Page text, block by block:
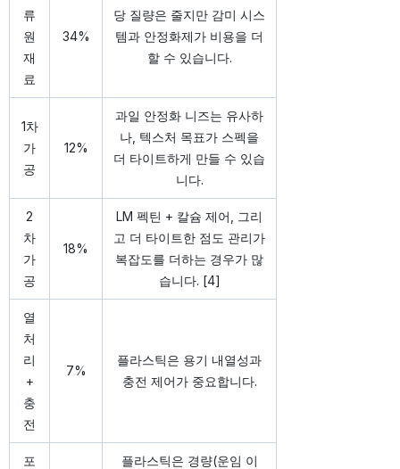
류
원
재
료
34%
당 질량은 줄지만 감미 시스
템과 안정화제가 비용을 더
할 수 있습니다.
1차
가
공
12%
과일 안정화 니즈는 유사하
나, 텍스처 목표가 스펙을
더 타이트하게 만들 수 있습
니다.
2
차
가
공
18%
LM 펙틴 + 칼슘 제어, 그리
고 더 타이트한 점도 관리가
복잡도를 더하는 경우가 많
습니다. [4]
열
처
리
+
충
전
7%
플라스틱은 용기 내열성과
충전 제어가 중요합니다.
포
플라스틱은 경량(운임 이